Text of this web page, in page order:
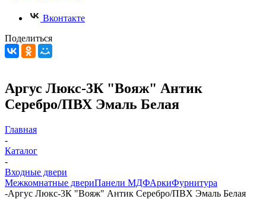
Вконтакте
Поделиться
Аргус Люкс-3К "Вояж" Антик
Серебро/ПВХ Эмаль Белая
Главная
-
Каталог
-
Входные двери
Межкомнатные двериПанели МДФАркиФурнитура
-Аргус Люкс-3К "Вояж" Антик Серебро/ПВХ Эмаль Белая